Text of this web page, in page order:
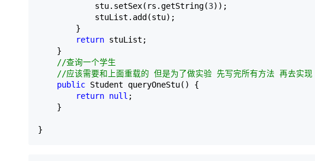
            stu.setSex(rs.getString(
3));
            stuList.add(stu);
        }
return stuList;
    }
//查询一个学生
//应该需要和上面重载的 但是为了做实验 先写完所有方法 再去实现
public Student queryOneStu() {
return null ;
    }
}